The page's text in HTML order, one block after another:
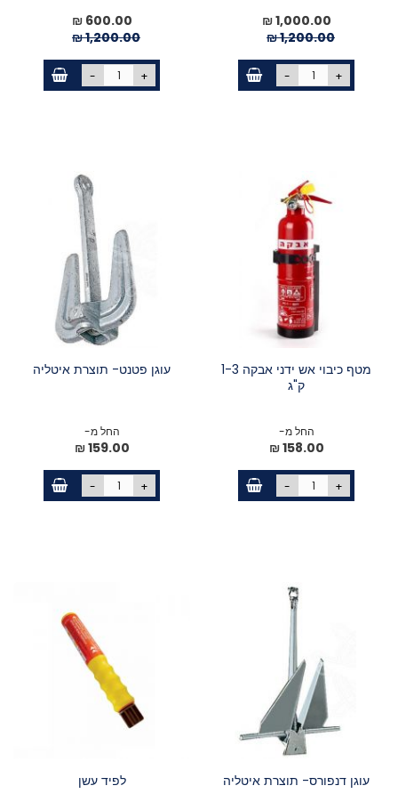
מחיר
מיוחד
1,000.00 ₪
1,200.00 ₪
- +
מחיר
מיוחד
600.00 ₪
1,200.00 ₪
- +
מטף כיבוי אש ידני אבקה 1-3
ק"ג
החל מ-
158.00 ₪
- +
עוגן פטנט- תוצרת איטליה
החל מ-
159.00 ₪
- +
עוגן דנפורס- תוצרת איטליה לפיד עשן